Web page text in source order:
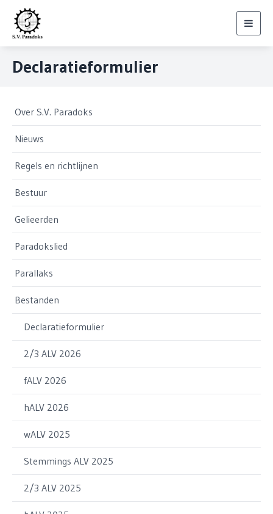
Declaratieformulier
Over S.V. Paradoks
Nieuws
Regels en richtlijnen
Bestuur
Gelieerden
Paradokslied
Parallaks
Bestanden
Declaratieformulier
2/3 ALV 2026
fALV 2026
hALV 2026
wALV 2025
Stemmings ALV 2025
2/3 ALV 2025